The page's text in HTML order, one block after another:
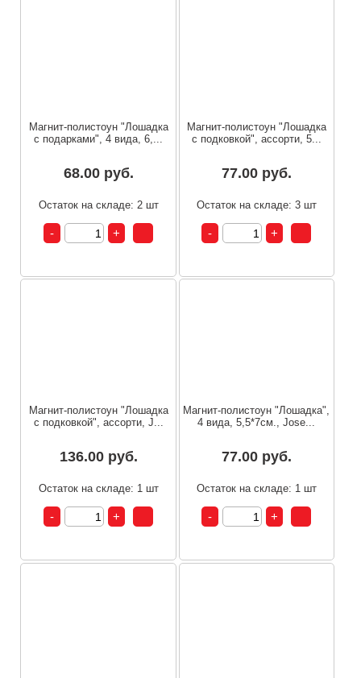
Магнит-полистоун "Лошадка
с подарками", 4 вида, 6,...
68.00 руб.
Остаток на складе: 2 шт
Магнит-полистоун "Лошадка
с подковкой", ассорти, 5...
77.00 руб.
Остаток на складе: 3 шт
Магнит-полистоун "Лошадка
с подковкой", ассорти, J...
136.00 руб.
Остаток на складе: 1 шт
Магнит-полистоун "Лошадка",
4 вида, 5,5*7см., Jose...
77.00 руб.
Остаток на складе: 1 шт